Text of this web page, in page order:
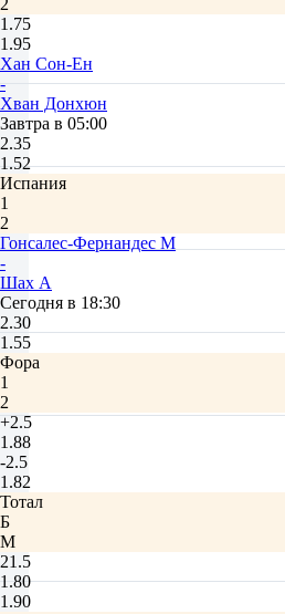
2
1.75
1.95
Хан Сон-Ен
-
Хван Донхюн
Завтра в 05:00
2.35
1.52
Испания
1
2
Гонсалес-Фернандес М
-
Шах А
Сегодня в 18:30
2.30
1.55
Фора
1
2
+2.5
1.88
-2.5
1.82
Тотал
Б
М
21.5
1.80
1.90